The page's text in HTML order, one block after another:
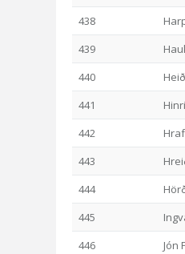
438
439
440
441
442
443
444
445
446
Jón